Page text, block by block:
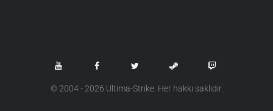
© 2004 - 2026 Ultima-Strike. Her hakkı saklıdır.